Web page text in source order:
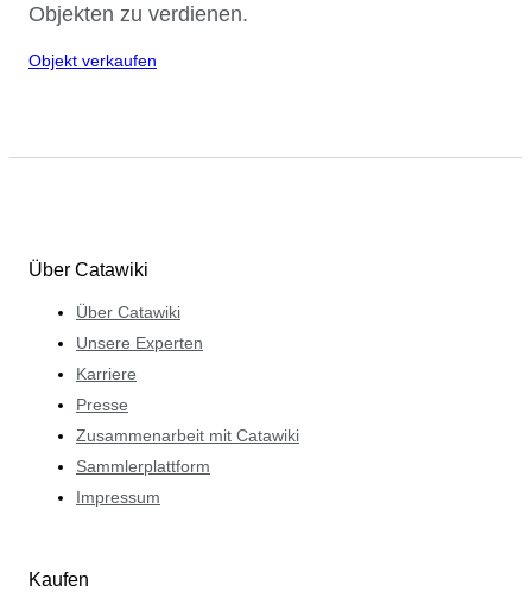
Objekten zu verdienen.
Objekt verkaufen
Über Catawiki
Über Catawiki
Unsere Experten
Karriere
Presse
Zusammenarbeit mit Catawiki
Sammlerplattform
Impressum
Kaufen